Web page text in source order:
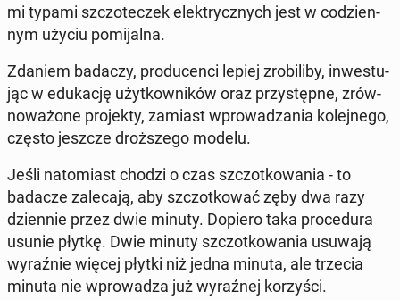
mi typami szczo­te­czek elek­trycz­nych jest w co­dzien­
nym użyciu po­mi­jal­na.
Zdaniem badaczy, pro­du­cen­ci lepiej zro­bi­li­by, in­we­stu­
jąc w edu­ka­cję użyt­kow­ni­ków oraz przy­stęp­ne, zrów­
no­wa­żo­ne pro­jek­ty, zamiast wpro­wa­dza­nia ko­lej­ne­go,
często jeszcze droż­sze­go modelu.
Jeśli na­to­miast chodzi o czas szczot­ko­wa­nia - to
badacze za­le­ca­ją, aby szczot­ko­wać zęby dwa razy
dzien­nie przez dwie minuty. Dopiero taka pro­ce­du­ra
usunie płytkę. Dwie minuty szczot­ko­wa­nia usuwają
wy­raź­nie więcej płytki niż jedna minuta, ale trzecia
minuta nie wpro­wa­dza już wy­raź­nej ko­rzy­ści.